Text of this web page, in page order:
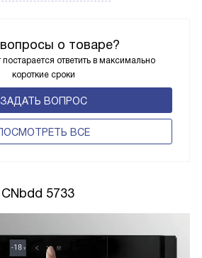
о товаре?
ответить в максимально
короткие сроки
ЗАДАТЬ ВОПРОС
ВСЕ
5733